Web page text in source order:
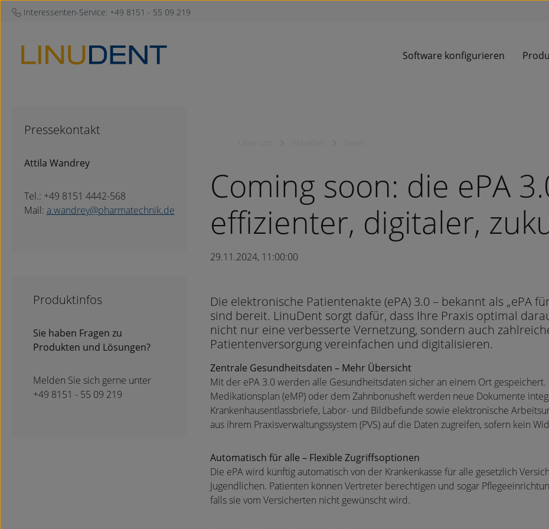
Hauptinhalt springen
Zur Hauptnavigation springen
Interessenten-Service: +49 8151 - 55 09 219
Software konfigurieren
Pressekontakt
Attila Wandrey
Tel.: +49 8151 4442-568
Mail: a.wandrey@pharmatechnik.de
Produktinfos
Sie haben Fragen zu
Produkten und Lösungen?
Melden Sie sich gerne unter
+49 8151 - 55 09 219
Coming soon: die ePA
effizienter, digitaler,
29.11.2024, 11:00:00
Die elektronische Patientenakte (ePA) 3.0 – bekannt als „ePA
sind bereit. LinuDent sorgt dafür, dass Ihre Praxis optimal
nicht nur eine verbesserte Vernetzung, sondern auch
Patientenversorgung vereinfachen und digitalisieren.
Zentrale Gesundheitsdaten – Mehr Übersicht
Mit der ePA 3.0 werden alle Gesundheitsdaten sicher an einem Ort
Medikationsplan (eMP) oder dem Zahnbonusheft werden neue Dokumente
Krankenhausentlassbriefe, Labor- und Bildbefunde sowie elektronische
aus ihrem Praxisverwaltungssystem (PVS) auf die Daten zugreifen, sofern kein
Automatisch für alle – Flexible Zugriffsoptionen
Die ePA wird künftig automatisch von der Krankenkasse für alle gesetzlich
Jugendlichen. Patienten können Vertreter berechtigen und sogar
falls sie vom Versicherten nicht gewünscht wird.